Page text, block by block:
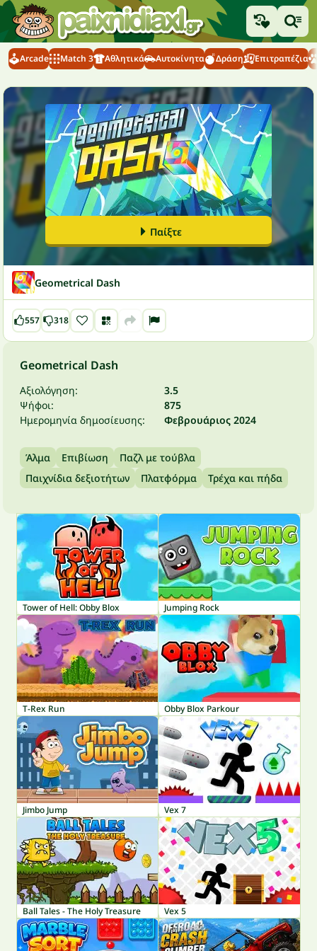
Arcade Match 3 Αθλητικά Αυτοκίνητα Δράση Επιτραπέζια
Παίξτε
Geometrical Dash
557 318
Geometrical Dash
Αξιολόγηση:
3.5
Ψήφοι:
875
Ημερομηνία δημοσίευσης:
Φεβρουάριος 2024
Άλμα Επιβίωση
Παζλ με τούβλα
Παιχνίδια δεξιοτήτων
Πλατφόρμα Τρέχα και πήδα
Tower of Hell: Obby Blox Jumping Rock
T-Rex Run Obby Blox Parkour
Jimbo Jump Vex 7
Ball Tales - The Holy Treasure Vex 5